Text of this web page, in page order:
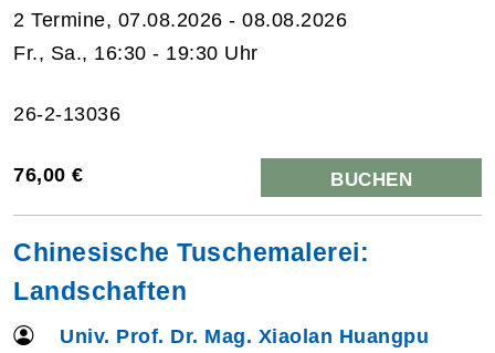
2 Termine, 07.08.2026 - 08.08.2026
Fr., Sa., 16:30 - 19:30 Uhr
26-2-13036
76,00 € BUCHEN
Chinesische Tuschemalerei:
Landschaften
Univ. Prof. Dr. Mag. Xiaolan Huangpu